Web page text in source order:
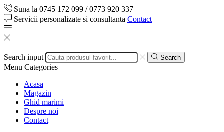
Suna la 0745 172 099 / 0773 920 337
Servicii personalizate si consultanta Contact
Search input Search
Menu Categories
Acasa
Magazin
Ghid marimi
Despre noi
Contact